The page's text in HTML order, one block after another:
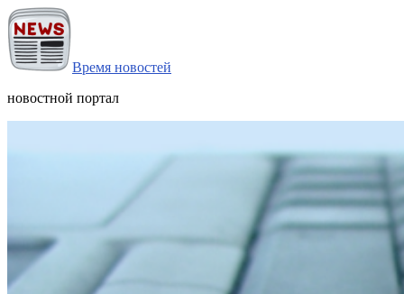
Время новостей
новостной портал